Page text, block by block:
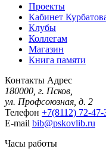
Проекты
Кабинет
Клубы
Коллегам
Магазин
Книга памяти
Контакты Адрес
180000, г. Псков,
ул. Профсоюзная, д. 2
Телефон +7(8112) 72-47-
E-mail bib@pskovlib.ru
Часы работы